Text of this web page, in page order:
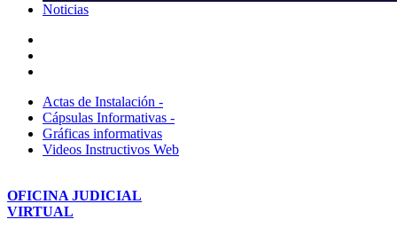
Noticias
Actas de Instalación -
Cápsulas Informativas -
Gráficas informativas
Videos Instructivos Web
OFICINA JUDICIAL
VIRTUAL